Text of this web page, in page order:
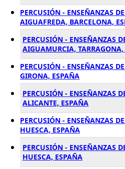
PERCUSIÓN - ENSEÑANZAS
AIGUAFREDA, BARCELONA,
PERCUSIÓN - ENSEÑANZAS
AIGUAMURCIA, TARRAGONA,
PERCUSIÓN - ENSEÑANZAS
GIRONA, ESPAÑA
PERCUSIÓN - ENSEÑANZAS
ALICANTE, ESPAÑA
PERCUSIÓN - ENSEÑANZAS
HUESCA, ESPAÑA
PERCUSIÓN - ENSEÑANZAS
HUESCA, ESPAÑA